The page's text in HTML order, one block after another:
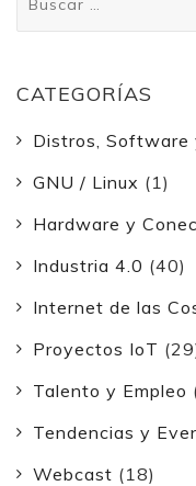
CATEGORÍAS
Distros, Software
GNU / Linux (1)
Hardware y
Industria 4.0 (40)
Internet de las
Proyectos IoT
Talento y Empleo
Tendencias y
Webcast (18)